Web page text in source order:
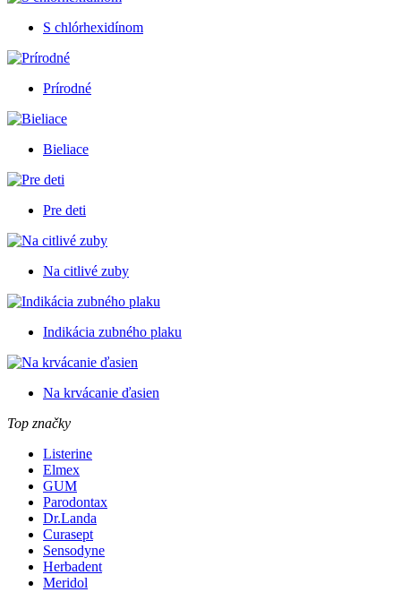
S chlórhexidínom
Prírodné
Bieliace
Pre deti
Na citlivé zuby
Indikácia zubného plaku
Na krvácanie ďasien
Top značky
Listerine
Elmex
GUM
Parodontax
Dr.Landa
Curasept
Sensodyne
Herbadent
Meridol